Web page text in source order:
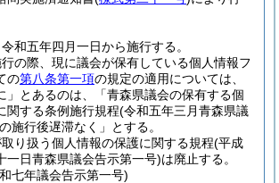
和五年四月一日から施行する。
の際、現に議会が保有している個人情報フ
の第八条第一項の規定の適用については、
」とあるのは、「青森県議会の保有する個
関する条例施行規程(令和五年三月青森県議
の施行後遅滞なく」とする。
り扱う個人情報の保護に関する規程(平成
一日青森県議会告示第一号)は廃止する。
七年議会告示第一号)